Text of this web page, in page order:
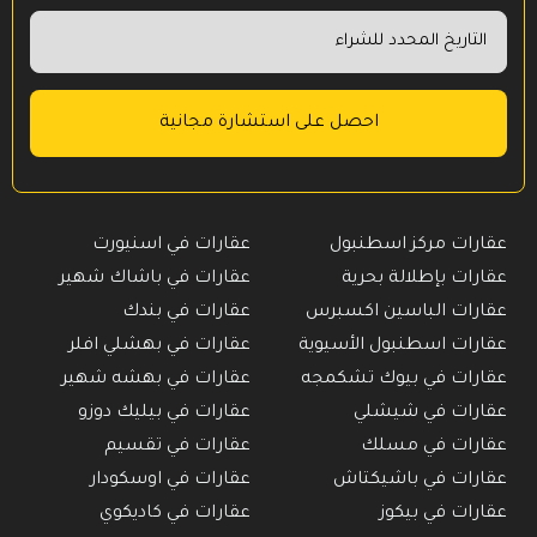
عقارات مركز اسطنبول
عقارات بإطلالة بحرية
عقارات الباسين اكسبرس
عقارات اسطنبول الأسيوية
عقارات في بيوك تشكمجه
عقارات في شيشلي
عقارات في مسلك
عقارات في باشيكتاش
عقارات في بيكوز
عقارات في اسنيورت
عقارات في باشاك شهير
عقارات في بندك
عقارات في بهشلي افلر
عقارات في بهشه شهير
عقارات في بيليك دوزو
عقارات في تقسيم
عقارات في اوسكودار
عقارات في كاديكوي